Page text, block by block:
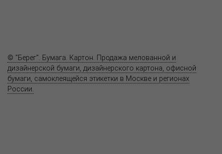
© "Берег". Бумага. Картон. Продажа мелованной и
дизайнерской бумаги, дизайнерского картона, офисной
бумаги, самоклеящейся этикетки в Москве и регионах
России.